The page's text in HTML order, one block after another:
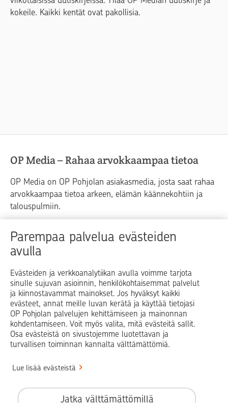
Parempaa palvelua evästeiden
avulla
Evästeiden ja verkkoanalytiikan avulla voimme tarjota
sinulle sujuvan asioinnin, henkilökohtaisemmat palvelut
ja kiinnostavammat mainokset. Jos hyväksyt kaikki
evästeet, annat meille luvan kerätä ja käyttää tietojasi
OP Pohjolan palvelujen kehittämiseen ja mainonnan
kohdentamiseen. Voit myös valita, mitä evästeitä sallit.
Osa evästeistä on sivustojemme luotettavan ja
turvallisen toiminnan kannalta välttämättömiä.
Lue lisää evästeistä
Jatka välttämättömillä
kokeile. Kaikki kentät ovat pakollisia.
OP Media – Rahaa arvokkaampaa tietoa
OP Media on OP Pohjolan asiakasmedia, josta saat rahaa
arvokkaampaa tietoa arkeen, elämän käännekohtiin ja
talouspulmiin.
Raha Elämä
Yrityselämä
Blogit ja puheenvuorot
Op.fi OP Koti Pohjola Vahinkoapu
Facebook
X LinkedInInstagram
Käyttöehdot